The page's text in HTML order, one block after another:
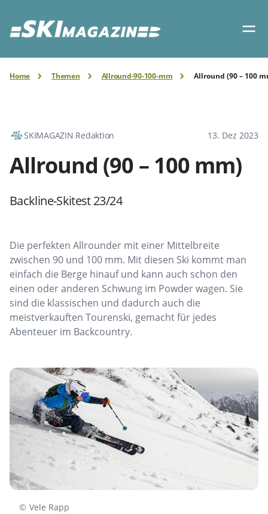
Home Themen Allround-90-100-mm Allround (90 – 100
SKIMAGAZIN Redaktion 13. Dez 2023
Allround (90 – 100 mm)
Backline-Skitest 23/24
Die perfekten Allrounder mit einer Mittelbreite
zwischen 90 und 100 mm. Mit diesen Ski kommt man
einfach die Berge hinauf und kann auch schon den
einen oder anderen Schwung im Powder wagen. Sie
sind die klassischen und dadurch auch die
meistverkauften Tourenski, gemacht für jedes
Abenteuer im Backcountry.
© Vele Rapp